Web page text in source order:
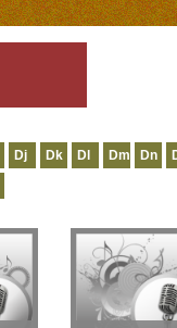
Dj Dk Dl Dm Dn